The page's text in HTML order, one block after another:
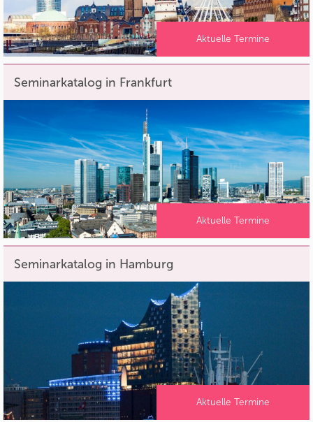
Aktuelle Termine
Seminarkatalog in Frankfurt
Aktuelle Termine
Seminarkatalog in Hamburg
Aktuelle Termine